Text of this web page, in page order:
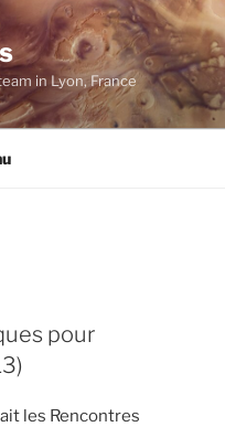
in Lyon, France
pour
les Rencontres